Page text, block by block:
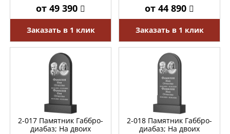
от 49 390
Заказать в 1 клик
от 44 890
Заказать в 1 клик
2-017 Памятник Габбро-
диабаз; На двоих
2-018 Памятник Габбро-
диабаз; На двоих